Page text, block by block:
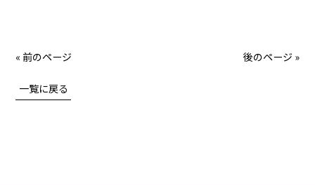
« 前のページ 後のページ »
一覧に戻る